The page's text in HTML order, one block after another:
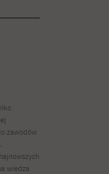
zawodów
wiedza